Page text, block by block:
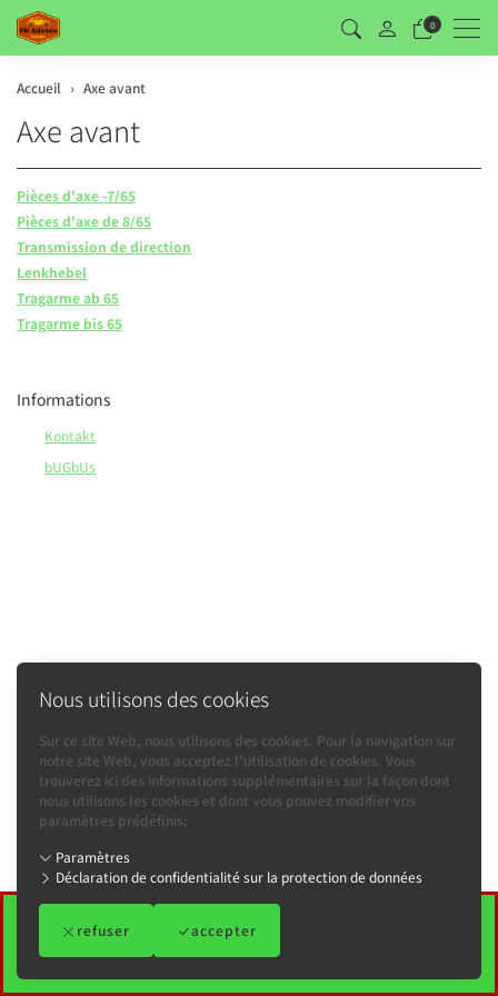
Nous utilisons des cookies
Sur ce site Web, nous utilisons des cookies. Pour la navigation sur
notre site Web, vous acceptez l'utilisation de cookies. Vous
trouverez ici des informations supplémentaires sur la façon dont
nous utilisons les cookies et dont vous pouvez modifier vos
paramètres prédéfinis:
Paramètres
Déclaration de confidentialité sur la protection de données
refuser accepter
0
Accueil Axe avant
Axe avant
Pièces d'axe -7/65
Pièces d'axe de 8/65
Transmission de direction
Lenkhebel
Tragarme ab 65
Tragarme bis 65
Informations
Kontakt
bUGbUs
Mention d'impression-Conditions générales
Déclaration de confidentialité sur la protection de données